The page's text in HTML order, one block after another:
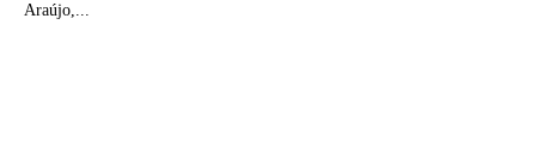
Araújo,...